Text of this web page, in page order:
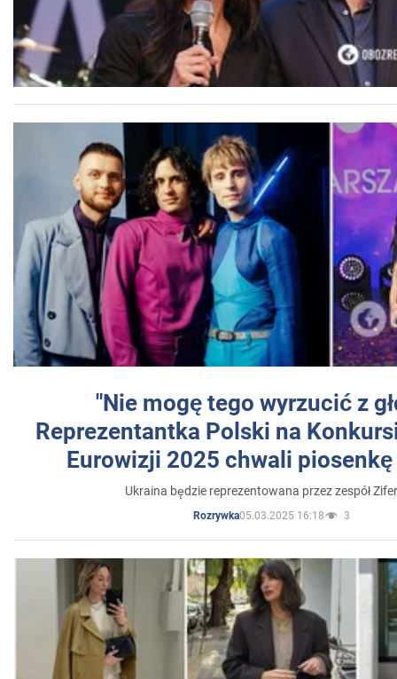
"Nie mogę tego wyrzucić z
Reprezentantka Polski na
Eurowizji 2025 chwali
Ukraina będzie reprezentowana przez zespół
Rozrywka05.03.2025 16:18 3